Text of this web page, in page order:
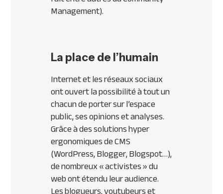
Management).
La place de l’humain
Internet et les réseaux sociaux
ont ouvert la possibilité à tout un
chacun de porter sur l’espace
public, ses opinions et analyses.
Grâce à des solutions hyper
ergonomiques de CMS
(WordPress, Blogger, Blogspot…),
de nombreux « activistes » du
web ont étendu leur audience.